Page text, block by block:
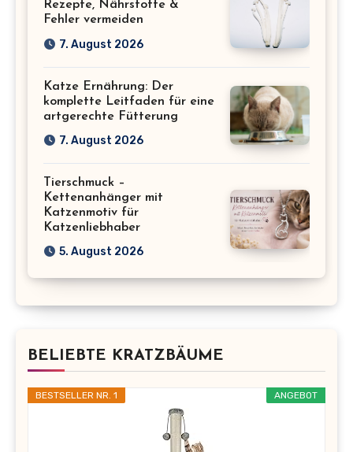
Rezepte, Nährstoffe &
Fehler vermeiden
7. August 2026
Katze Ernährung: Der
komplette Leitfaden für eine
artgerechte Fütterung
7. August 2026
Tierschmuck –
Kettenanhänger mit
Katzenmotiv für
Katzenliebhaber
5. August 2026
BELIEBTE KRATZBÄUME
ANGEBOT
BESTSELLER NR. 1